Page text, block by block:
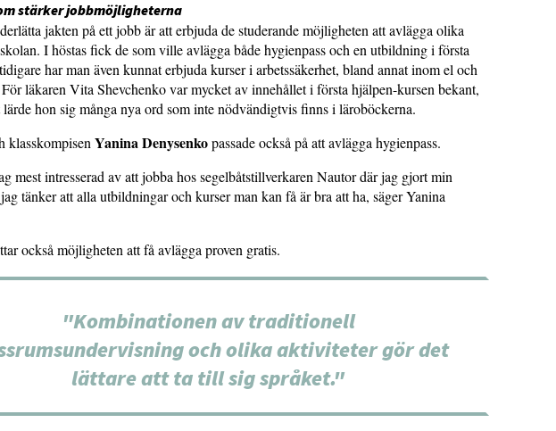
stärker jobbmöjligheterna
jakten på ett jobb är att erbjuda de studerande möjligheten att avlägga olika
I höstas fick de som ville avlägga både hygienpass och en utbildning i första
har man även kunnat erbjuda kurser i arbetssäkerhet, bland annat inom el och
läkaren Vita Shevchenko var mycket av innehållet i första hjälpen-kursen bekant,
lärde hon sig många nya ord som inte nödvändigtvis finns i läroböckerna.
klasskompisen Yanina Denysenkopassade också på att avlägga hygienpass.
mest intresserad av att jobba hos segelbåtstillverkaren Nautor där jag gjort min
tänker att alla utbildningar och kurser man kan få är bra att ha, säger Yanina
också möjligheten att få avlägga proven gratis.
"Kombinationen av traditionell
och olika aktiviteter gör det
lättare att ta till sig språket."